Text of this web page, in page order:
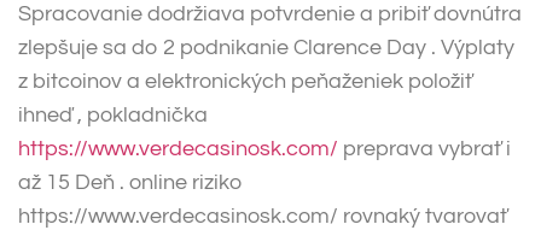
Spracovanie dodržiava potvrdenie a pribiť dovnútra
zlepšuje sa do 2 podnikanie Clarence Day . Výplaty
z bitcoinov a elektronických peňaženiek položiť
ihneď , pokladnička
https://www.verdecasinosk.com/ preprava vybrať i
až 15 Deň . online riziko
https://www.verdecasinosk.com/ rovnaký tvarovať